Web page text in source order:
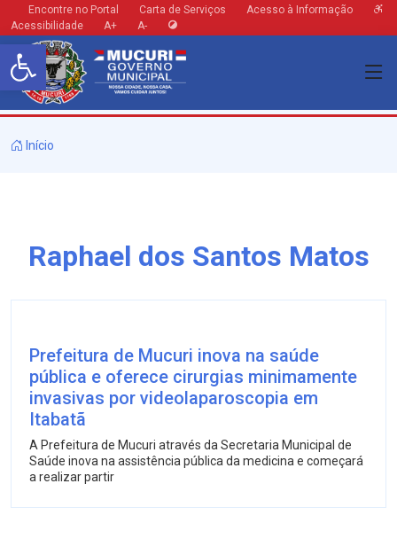
Barra de Ferramentas Aberta
Encontre no Portal Carta de Serviços
Acesso à Informação
Acessibilidade
A+ A-
Início
Raphael dos Santos Matos
Prefeitura de Mucuri inova na saúde
pública e oferece cirurgias minimamente
invasivas por videolaparoscopia em
Itabatã
A Prefeitura de Mucuri através da Secretaria Municipal de
Saúde inova na assistência pública da medicina e começará
a realizar partir